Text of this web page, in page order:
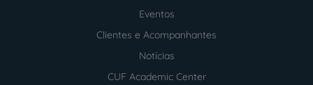
Eventos
Clientes e Acompanhantes
Notícias
CUF Academic Center